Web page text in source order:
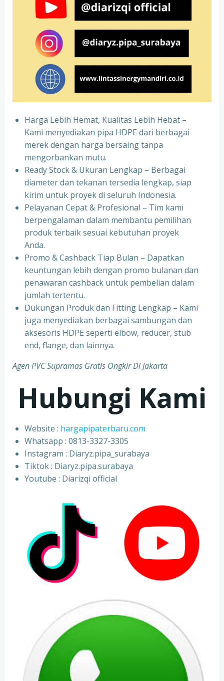
Harga Lebih Hemat, Kualitas Lebih Hebat –
Kami menyediakan pipa HDPE dari berbagai
merek dengan harga bersaing tanpa
mengorbankan mutu.
Ready Stock & Ukuran Lengkap – Berbagai
diameter dan tekanan tersedia lengkap, siap
kirim untuk proyek di seluruh Indonesia.
Pelayanan Cepat & Profesional – Tim kami
berpengalaman dalam membantu pemilihan
produk terbaik sesuai kebutuhan proyek
Anda.
Promo & Cashback Tiap Bulan – Dapatkan
keuntungan lebih dengan promo bulanan dan
penawaran cashback untuk pembelian dalam
jumlah tertentu.
Dukungan Produk dan Fitting Lengkap – Kami
juga menyediakan berbagai sambungan dan
aksesoris HDPE seperti elbow, reducer, stub
end, flange, dan lainnya.
Agen PVC Supramas Gratis Ongkir Di Jakarta
Hubungi Kami
Website : hargapipaterbaru.com
Whatsapp : 0813-3327-3305
⁠Instagram : Diaryz.pipa_surabaya
⁠Tiktok : Diaryz.pipa.surabaya
⁠Youtube : Diarizqi official